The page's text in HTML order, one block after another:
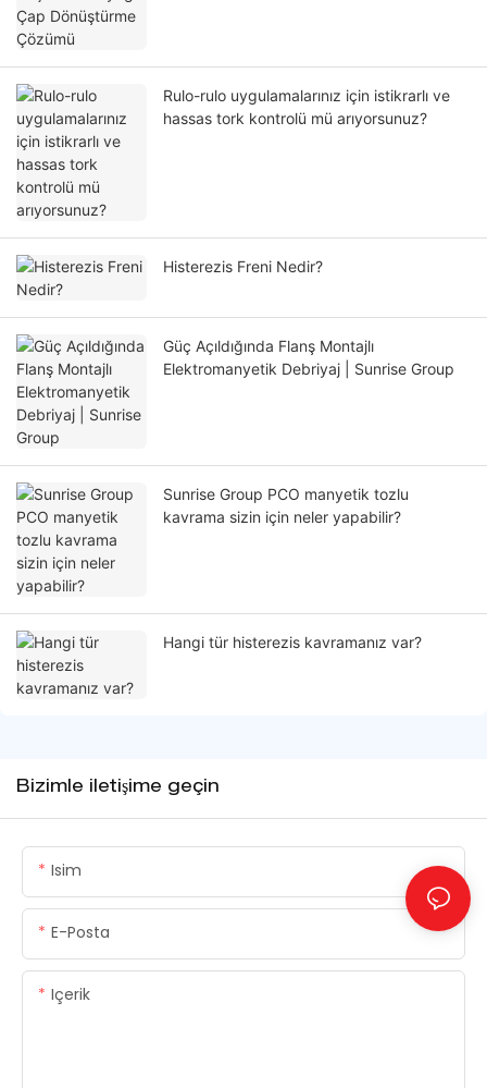
Rulo-rulo uygulamalarınız için istikrarlı ve
hassas tork kontrolü mü arıyorsunuz?
Histerezis Freni Nedir?
Güç Açıldığında Flanş Montajlı
Elektromanyetik Debriyaj | Sunrise Group
Sunrise Group PCO manyetik tozlu
kavrama sizin için neler yapabilir?
Hangi tür histerezis kavramanız var?
Bizimle iletişime geçin
Isim
E-Posta
Içerik